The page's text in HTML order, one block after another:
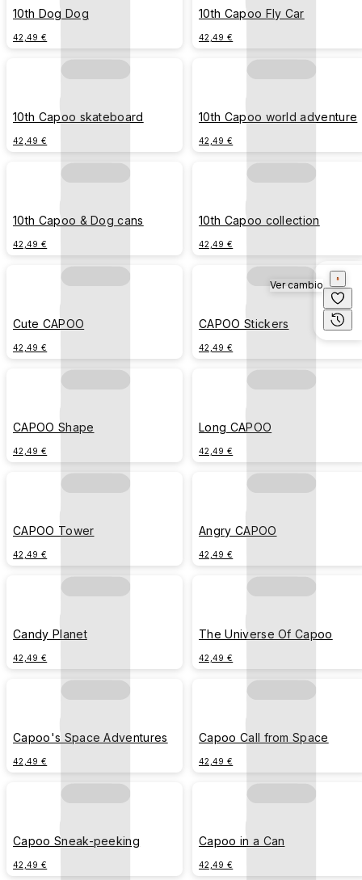
10th Dog Dog
42,49 €
10th Capoo Fly Car
42,49 €
10th Capoo skateboard
42,49 €
10th Capoo world adventure
42,49 €
10th Capoo & Dog cans
42,49 €
10th Capoo collection
42,49 €
Cute CAPOO
42,49 €
CAPOO Stickers
42,49 €
CAPOO Shape
42,49 €
Long CAPOO
42,49 €
CAPOO Tower
42,49 €
Angry CAPOO
42,49 €
Candy Planet
42,49 €
The Universe Of Capoo
42,49 €
Capoo's Space Adventures
42,49 €
Capoo Call from Space
42,49 €
Capoo Sneak-peeking
42,49 €
Capoo in a Can
42,49 €
Ver cambio